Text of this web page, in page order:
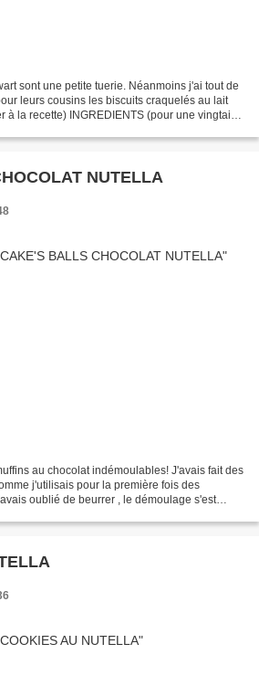
sont une petite tuerie. Néanmoins j'ai tout de
leurs cousins les biscuits craquelés au lait
à la recette) INGREDIENTS (pour une vingtaine
NUTELLA
au chocolat indémoulables! J'avais fait des
j'utilisais pour la première fois des
oublié de beurrer , le démoulage s'est